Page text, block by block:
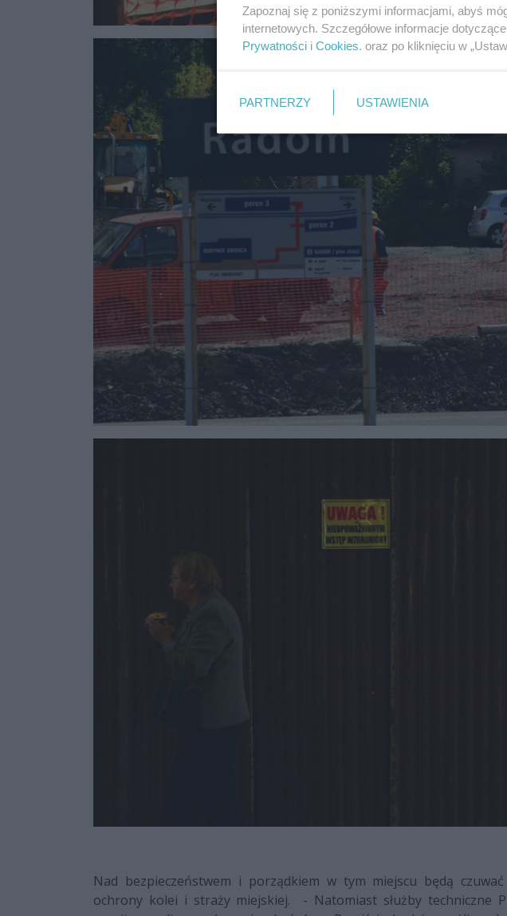
Nad bezpieczeństwem i porządkiem w tym miejscu będą
ochrony kolei i straży miejskiej. - Natomiast służby techniczne
Zapoznaj się z poniższymi informacjami, abyś
internetowych. Szczegółowe informacje
Prywatności i Cookies. oraz po kliknięciu w
PARTNERZY USTAWIENIA